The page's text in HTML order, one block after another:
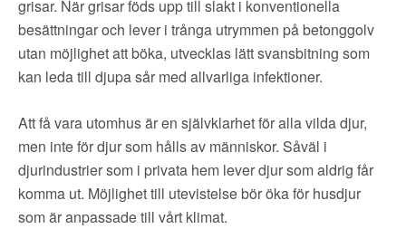
grisar. När grisar föds upp till slakt i konventionella
besättningar och lever i trånga utrymmen på betonggolv
utan möjlighet att böka, utvecklas lätt svansbitning som
kan leda till djupa sår med allvarliga infektioner.
Att få vara utomhus är en självklarhet för alla vilda djur,
men inte för djur som hålls av människor. Såväl i
djurindustrier som i privata hem lever djur som aldrig får
komma ut. Möjlighet till utevistelse bör öka för husdjur
som är anpassade till vårt klimat.